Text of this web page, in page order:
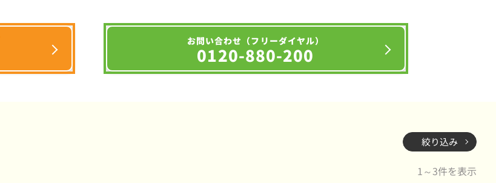
お問い合わせ（フリーダイヤル）
0120-880-200
絞り込み
1～3件を表示